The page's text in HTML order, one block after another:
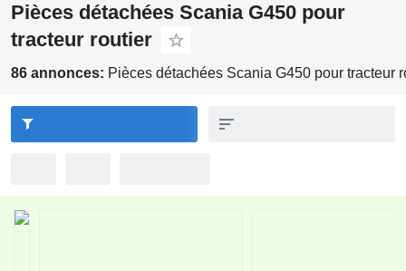
Pièces détachées Scania G450 pour
tracteur routier
86 annonces: Pièces détachées Scania G450 pour tracteur